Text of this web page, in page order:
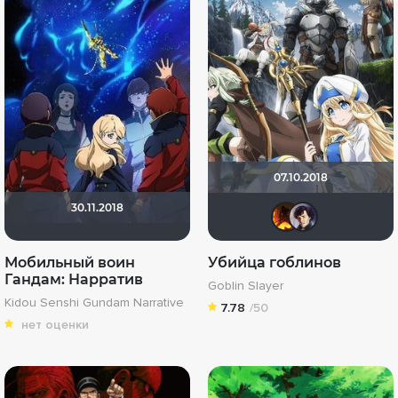
30.11.2018
Мобильный воин
Гандам: Нарратив
Kidou Senshi Gundam Narrative
нет оценки
07.10.2018
Убийца гоблинов
Goblin Slayer
7.78 /50